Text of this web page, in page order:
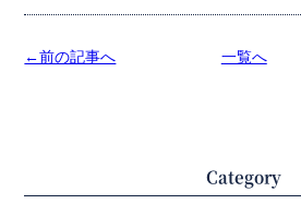
←前の記事へ 一覧へ
Category